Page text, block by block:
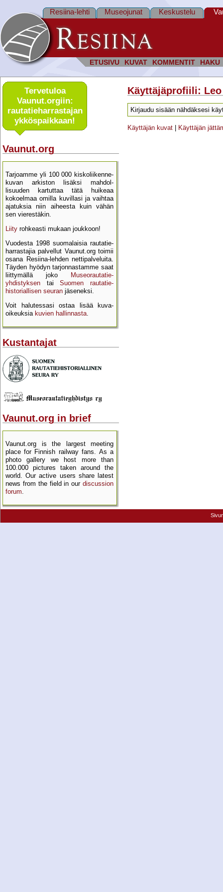
ETUSIVU KUVAT KOMMENTIT HAKU
Resiina-lehti Museojunat Keskustelu
Tervetuloa
Vaunut.orgiin:
rautatie­harrastajan
ykkös­paikkaan!
Vaunut.org
Tarjoamme yli 100 000 kisko­liikenne­
kuvan arkiston lisäksi mahdol­
lisuuden kartu­ttaa tätä huikeaa
kokoelmaa omilla kuvillasi ja vaihtaa
ajatuksia niin aiheesta kuin vähän
sen vierestäkin.
Liity rohkeasti mukaan joukkoon!
Vuodesta 1998 suomalaisia rautatie­
harrastajia palvellut Vaunut.org toimii
osana Resiina-lehden netti­palveluita.
Täyden hyödyn tarjon­nastamme saat
liittymällä joko
Museo­rautatie­
yhdistyksen tai Suomen rautatie­
historial­lisen seuran jäseneksi.
Voit halutessasi ostaa lisää kuva­
oikeuksia kuvien hallinnasta.
Kustantajat
Vaunut.org in brief
Vaunut.org is the largest meeting
place for Finnish railway fans. As a
photo gallery we host more than
100.000 pictures taken around the
world. Our active users share latest
news from the field in our discussion
forum
Käyttäjäprofiili:
Kirjaudu sisään nähdäksesi
Käyttäjän kuvat Käyttäjän